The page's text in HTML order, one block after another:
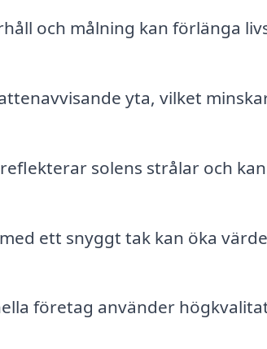
och målning kan förlänga
yta, vilket
solens strålar och
ett snyggt tak kan öka
företag använder